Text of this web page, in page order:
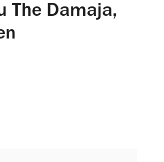
The Damaja,